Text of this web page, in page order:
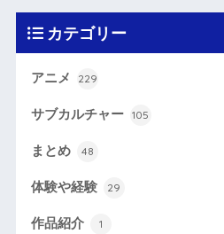
カテゴリー
アニメ 229
サブカルチャー 105
まとめ 48
体験や経験 29
作品紹介 1